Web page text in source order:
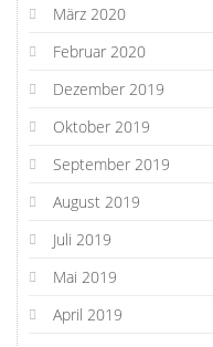
März 2020
Februar 2020
Dezember 2019
Oktober 2019
September 2019
August 2019
Juli 2019
Mai 2019
April 2019